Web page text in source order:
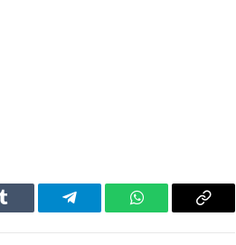
Tumblr Telegram WhatsAppCopy